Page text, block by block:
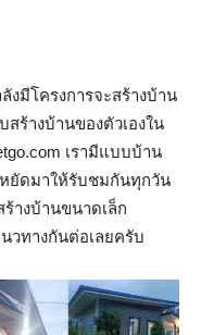
มีโครงการจะสร้างบ้าน
ร้างบ้านของตัวเองใน
เรามีแบบบ้าน
หยัดมาให้รับชมกันทุกวัน
างบ้านขนาดเล็ก
วทางกันต่อเลยครับ